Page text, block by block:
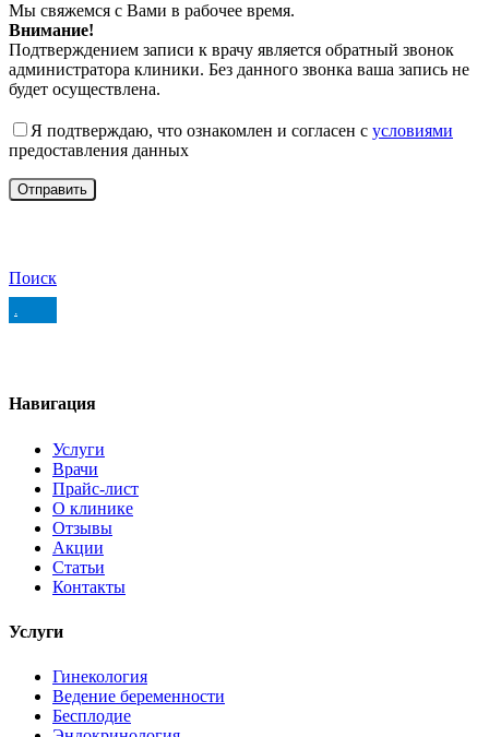
Мы свяжемся с Вами в рабочее время.
Внимание!
Подтверждением записи к врачу является обратный звонок
администратора клиники. Без данного звонка ваша запись не
будет осуществлена.
Я подтверждаю, что ознакомлен и согласен с условиями
предоставления данных
Поиск
.
Навигация
Услуги
Врачи
Прайс-лист
О клинике
Отзывы
Акции
Статьи
Контакты
Услуги
Гинекология
Ведение беременности
Бесплодие